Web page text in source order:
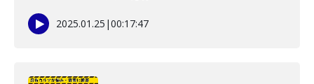
2025.01.25 |00:17:47